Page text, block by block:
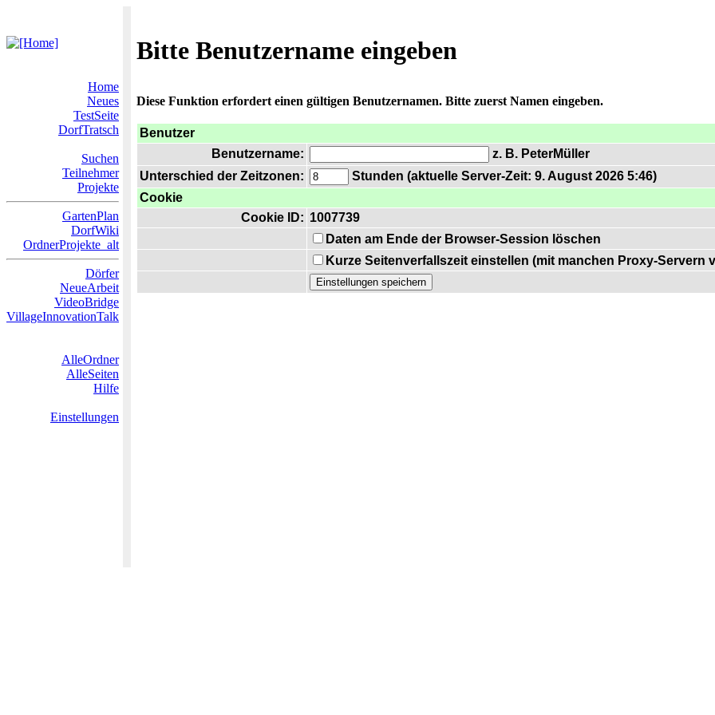
Bitte Benutzername eingeben
Home
Neues
TestSeite
DorfTratsch
Suchen
Teilnehmer
Projekte
GartenPlan
DorfWiki
OrdnerProjekte_alt
Dörfer
NeueArbeit
VideoBridge
VillageInnovationTalk
AlleOrdner
AlleSeiten
Hilfe
Einstellungen
Diese Funktion erfordert einen gültigen Benutzernamen. Bitte zuerst Namen eingeben.
Benutzer
Benutzername:
z. B. PeterMüller
Unterschied der Zeitzonen:
Stunden (aktuelle Server-Zeit: 9. August 2026 5:46)
Cookie
Cookie ID: 1007739
Daten am Ende der Browser-Session löschen
Kurze Seitenverfallszeit einstellen (mit manchen Proxy-Servern